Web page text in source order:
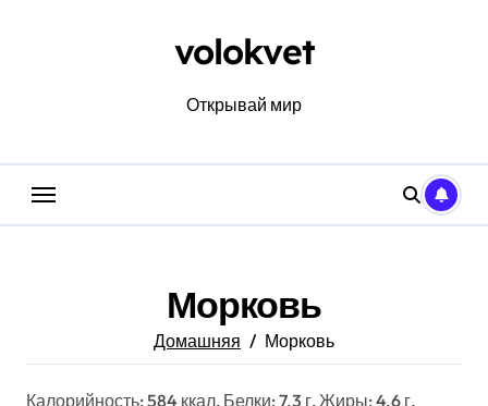
volokvet
Открывай мир
Морковь
Домашняя Морковь
Калорийность: 584 ккал, Белки: 7.3 г, Жиры: 4.6 г,